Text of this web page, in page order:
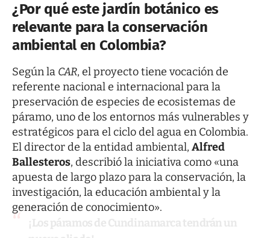
¿Por qué este jardín botánico es
relevante para la conservación
ambiental en Colombia?
Según la CAR, el proyecto tiene vocación de
referente nacional e internacional para la
preservación de especies de ecosistemas de
páramo, uno de los entornos más vulnerables y
estratégicos para el ciclo del agua en Colombia.
El director de la entidad ambiental, Alfred
Ballesteros, describió la iniciativa como «una
apuesta de largo plazo para la conservación, la
investigación, la educación ambiental y la
generación de conocimiento».